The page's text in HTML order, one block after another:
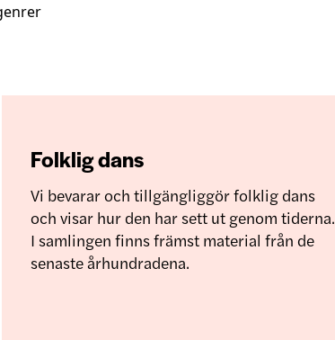
Folklig dans
Vi bevarar och tillgängliggör folklig dans
och visar hur den har sett ut genom tiderna.
I samlingen finns främst material från de
senaste århundradena.